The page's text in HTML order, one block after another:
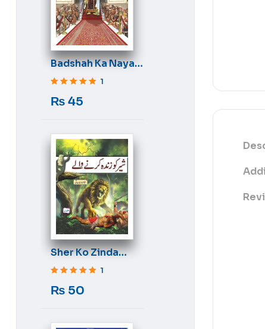
Badshah Ka Naya
Libas
1
₨ 45
Sher Ko Zinda
Karne Wale1
₨ 50